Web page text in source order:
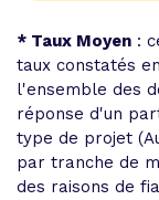
* Taux Moyen :
taux constatés
l'ensemble des
réponse d'un
type de projet
par tranche de
des raisons de